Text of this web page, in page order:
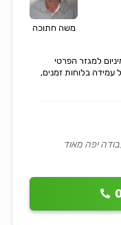
משה חתוכה
למגזר הפרטי
בלוחות זמנים,
יפה מאוד